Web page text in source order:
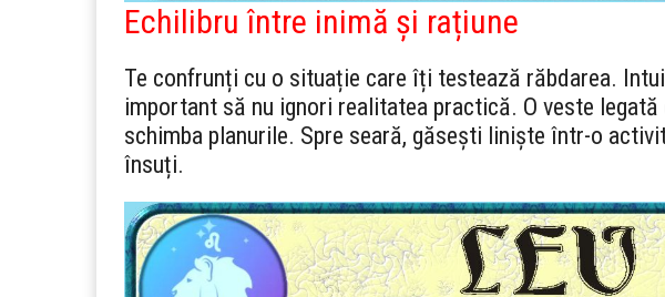
Echilibru între inimă și rațiune
Te confrunți cu o situație care îți testează răbdarea.
important să nu ignori realitatea practică. O veste
schimba planurile. Spre seară, găsești liniște într-o
însuți.